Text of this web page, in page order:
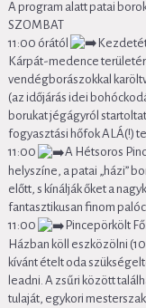
A program alatt patai
SZOMBAT
11:00 órától
Kárpát-medence
vendégborászokkal
(az időjárás idei
borukat jégágyról
fogyasztási hőfok ALÁ(!)
11:00
A Hétsoros
helyszíne, a patai „házi”
előtt, s kínálják őket a
fantasztikusan finom
11:00
Pincepörkölt
Házban köll eszközölni
kívánt ételt oda
leadni. A zsűri között
tulaját, egykori